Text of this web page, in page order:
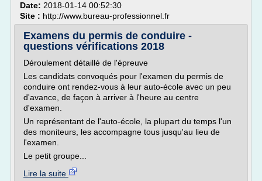
Date: 2018-01-14 00:52:30
Site : http://www.bureau-professionnel.fr
Examens du permis de conduire -
questions vérifications 2018
Déroulement détaillé de l'épreuve
Les candidats convoqués pour l'examen du permis de
conduire ont rendez-vous à leur auto-école avec un peu
d'avance, de façon à arriver à l'heure au centre
d'examen.
Un représentant de l'auto-école, la plupart du temps l'un
des moniteurs, les accompagne tous jusqu'au lieu de
l'examen.
Le petit groupe...
Lire la suite